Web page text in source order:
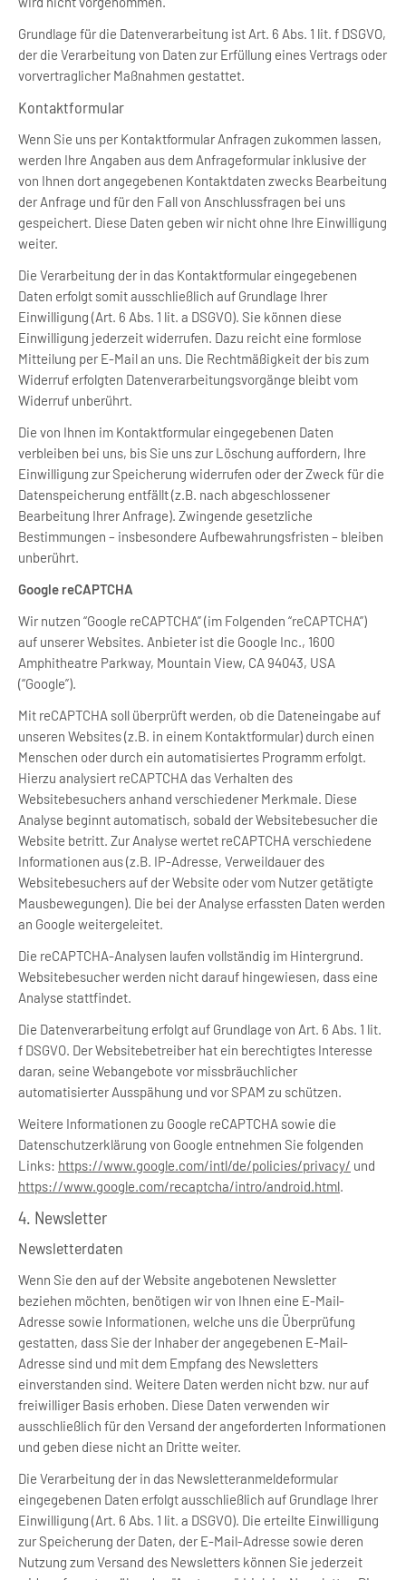
Grundlage für die Datenverarbeitung ist Art. 6 Abs. 1 lit. f DSGVO,
der die Verarbeitung von Daten zur Erfüllung eines Vertrags oder
vorvertraglicher Maßnahmen gestattet.
Kontaktformular
Wenn Sie uns per Kontaktformular Anfragen zukommen lassen,
werden Ihre Angaben aus dem Anfrageformular inklusive der
von Ihnen dort angegebenen Kontaktdaten zwecks Bearbeitung
der Anfrage und für den Fall von Anschlussfragen bei uns
gespeichert. Diese Daten geben wir nicht ohne Ihre Einwilligung
weiter.
Die Verarbeitung der in das Kontaktformular eingegebenen
Daten erfolgt somit ausschließlich auf Grundlage Ihrer
Einwilligung (Art. 6 Abs. 1 lit. a DSGVO). Sie können diese
Einwilligung jederzeit widerrufen. Dazu reicht eine formlose
Mitteilung per E-Mail an uns. Die Rechtmäßigkeit der bis zum
Widerruf erfolgten Datenverarbeitungsvorgänge bleibt vom
Widerruf unberührt.
Die von Ihnen im Kontaktformular eingegebenen Daten
verbleiben bei uns, bis Sie uns zur Löschung auffordern, Ihre
Einwilligung zur Speicherung widerrufen oder der Zweck für die
Datenspeicherung entfällt (z.B. nach abgeschlossener
Bearbeitung Ihrer Anfrage). Zwingende gesetzliche
Bestimmungen – insbesondere Aufbewahrungsfristen – bleiben
unberührt.
Google reCAPTCHA
Wir nutzen “Google reCAPTCHA” (im Folgenden “reCAPTCHA”)
auf unserer Websites. Anbieter ist die Google Inc., 1600
Amphitheatre Parkway, Mountain View, CA 94043, USA
(“Google”).
Mit reCAPTCHA soll überprüft werden, ob die Dateneingabe auf
unseren Websites (z.B. in einem Kontaktformular) durch einen
Menschen oder durch ein automatisiertes Programm erfolgt.
Hierzu analysiert reCAPTCHA das Verhalten des
Websitebesuchers anhand verschiedener Merkmale. Diese
Analyse beginnt automatisch, sobald der Websitebesucher die
Website betritt. Zur Analyse wertet reCAPTCHA verschiedene
Informationen aus (z.B. IP-Adresse, Verweildauer des
Websitebesuchers auf der Website oder vom Nutzer getätigte
Mausbewegungen). Die bei der Analyse erfassten Daten werden
an Google weitergeleitet.
Die reCAPTCHA-Analysen laufen vollständig im Hintergrund.
Websitebesucher werden nicht darauf hingewiesen, dass eine
Analyse stattfindet.
Die Datenverarbeitung erfolgt auf Grundlage von Art. 6 Abs. 1 lit.
f DSGVO. Der Websitebetreiber hat ein berechtigtes Interesse
daran, seine Webangebote vor missbräuchlicher
automatisierter Ausspähung und vor SPAM zu schützen.
Weitere Informationen zu Google reCAPTCHA sowie die
Datenschutzerklärung von Google entnehmen Sie folgenden
Links: https://www.google.com/intl/de/policies/privacy/ und
https://www.google.com/recaptcha/intro/android.html.
4. Newsletter
Newsletterdaten
Wenn Sie den auf der Website angebotenen Newsletter
beziehen möchten, benötigen wir von Ihnen eine E-Mail-
Adresse sowie Informationen, welche uns die Überprüfung
gestatten, dass Sie der Inhaber der angegebenen E-Mail-
Adresse sind und mit dem Empfang des Newsletters
einverstanden sind. Weitere Daten werden nicht bzw. nur auf
freiwilliger Basis erhoben. Diese Daten verwenden wir
ausschließlich für den Versand der angeforderten Informationen
und geben diese nicht an Dritte weiter.
Die Verarbeitung der in das Newsletteranmeldeformular
eingegebenen Daten erfolgt ausschließlich auf Grundlage Ihrer
Einwilligung (Art. 6 Abs. 1 lit. a DSGVO). Die erteilte Einwilligung
zur Speicherung der Daten, der E-Mail-Adresse sowie deren
Nutzung zum Versand des Newsletters können Sie jederzeit